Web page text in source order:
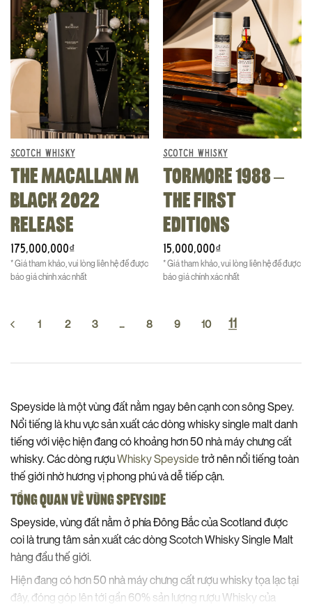
SCOTCH WHISKY
THE MACALLAN M
BLACK 2022
RELEASE
175,000,000₫
* Giá tham khảo, vui lòng liên hệ để được
báo giá chính xác nhất
SCOTCH WHISKY
TORMORE 1988 –
THE FIRST
EDITIONS
15,000,000₫
* Giá tham khảo, vui lòng liên hệ để được
báo giá chính xác nhất
1 2 3 … 8 9 10 11
Speyside là một vùng đất nằm ngay bên cạnh con sông Spey.
Nổi tiếng là khu vực sản xuất các dòng whisky single malt danh
tiếng với việc hiện đang có khoảng hơn 50 nhà máy chưng cất
whisky. Các dòng rượuWhisky Speysidetrở nên nổi tiếng toàn
thế giới nhờ hương vị phong phú và dễ tiếp cận.
TỔNG QUAN VỀ VÙNG SPEYSIDE
Speyside, vùng đất nằm ở phía Đông Bắc của Scotland được
coi là trung tâm sản xuất các dòng Scotch Whisky Single Malt
hàng đầu thế giới.
Hiện đang có hơn 50 nhà máy chưng cất rượu whisky tọa lạc tại
đây, đóng góp lên tới gần 60% sản lượng rượu Whisky của